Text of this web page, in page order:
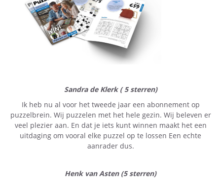
Sandra de Klerk ( 5 sterren)
Ik heb nu al voor het tweede jaar een abonnement op
puzzelbrein. Wij puzzelen met het hele gezin. Wij beleven er
veel plezier aan. En dat je iets kunt winnen maakt het een
uitdaging om vooral elke puzzel op te lossen Een echte
aanrader dus.
Henk van Asten (5 sterren)